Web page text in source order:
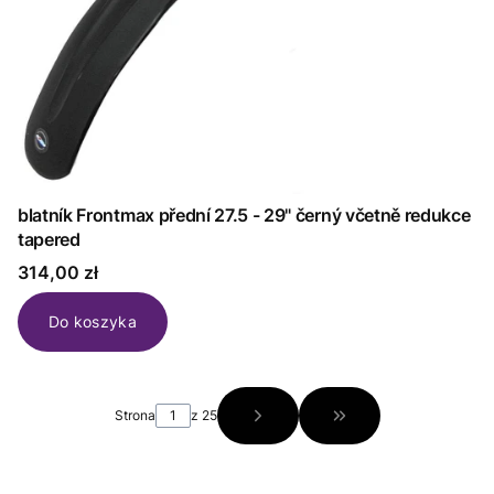
blatník Frontmax přední 27.5 - 29" černý včetně redukce
tapered
Cena
314,00 zł
Do koszyka
Strona z 25 Przejdź do